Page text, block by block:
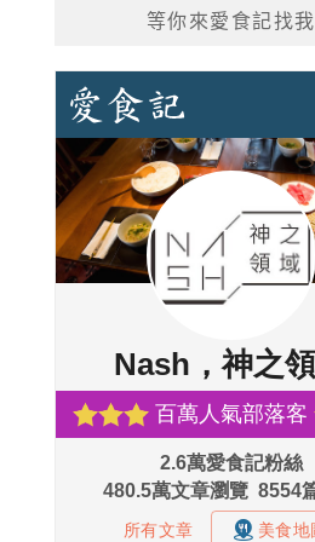
等你來愛食記找我